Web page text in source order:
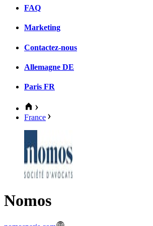
FAQ
Marketing
Contactez-nous
Allemagne DE
Paris FR
France
Nomos